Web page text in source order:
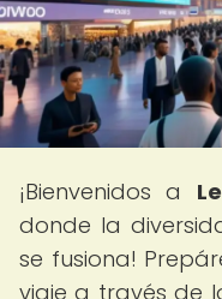
¡Bienvenidos a
donde la
se fusiona!
viaje a través de